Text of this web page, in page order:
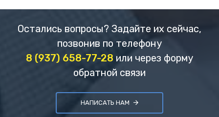
Остались вопросы? Задайте их сейчас,
позвонив по телефону
8 (937) 658-77-28 или через форму
обратной связи
НАПИСАТЬ НАМ